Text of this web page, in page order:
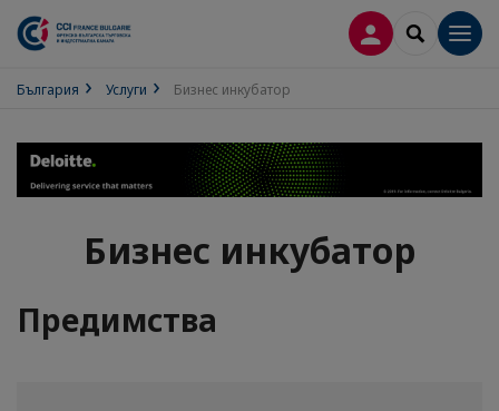
ВХОД ВSEARCH
България Услуги Бизнес инкубатор
Бизнес инкубатор
Предимства